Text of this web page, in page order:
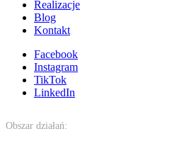
Realizacje
Blog
Kontakt
Facebook
Instagram
TikTok
LinkedIn
Obszar działań: